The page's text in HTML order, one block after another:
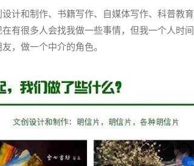
计和制作、书籍写作、自媒体写作、科普教
有很多人会找我做一些事情，但我一个人时
，做一个中介的角色。